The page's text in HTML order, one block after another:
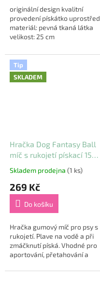
5
hvězdiček.
originální design kvalitní
provedení pískátko uprostřed
materiál: pevná tkaná látka
velikost: 25 cm
Tip
SKLADEM
Hračka Dog Fantasy Ball
míč s rukojetí pískací 15
Průměrné
produktu
5,0
5
hvězdiček.
Skladem prodejna (1 ks)
269 Kč
Do košíku
Hračka gumový míč pro psy s
rukojetí. Plave na vodě a při
zmáčknutí píská. Vhodné pro
aportování, přetahování a
15 cm